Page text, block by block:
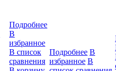
Подробнее
В
избранное
В список
сравнения
Подробнее В
избранное В